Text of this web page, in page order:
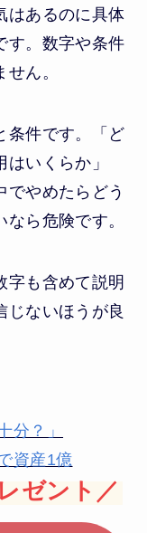
はあるのに具体
す。数字や条件
ん。
条件です。「ど
いくらか」
でやめたらどう
ら危険です。
字も含めて説明
じないほうが良
分？」
資産1億
ゼント／